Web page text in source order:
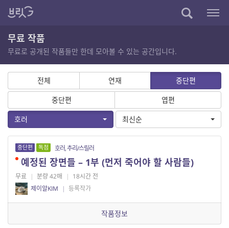
무료 작품
무료로 공개된 작품들만 한데 모아볼 수 있는 공간입니다.
전체 연재
중단편
중단편
엽편
호러
최신순
중단편 독점 호러, 추리/스릴러
예정된 장면들 – 1부 (먼저 죽어야 할 사람들)
무료 | 분량 42매 | 18시간 전
제이알KIM
| 등록작가
작품정보